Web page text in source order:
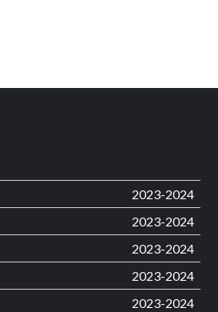
2023-2024
2023-2024
2023-2024
2023-2024
2023-2024